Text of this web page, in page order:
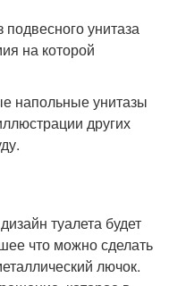
унитаза
на которой
напольные унитазы
других
туалета будет
что можно сделать
лючок.